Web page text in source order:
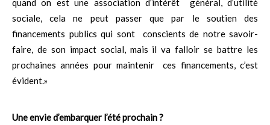
quand on est une association d’intérêt général, d’utilité
sociale, cela ne peut passer que par le soutien des
financements publics qui sont conscients de notre savoir-
faire, de son impact social, mais il va falloir se battre les
prochaines années pour maintenir ces financements, c’est
évident.»
Une envie d’embarquer l’été prochain ?